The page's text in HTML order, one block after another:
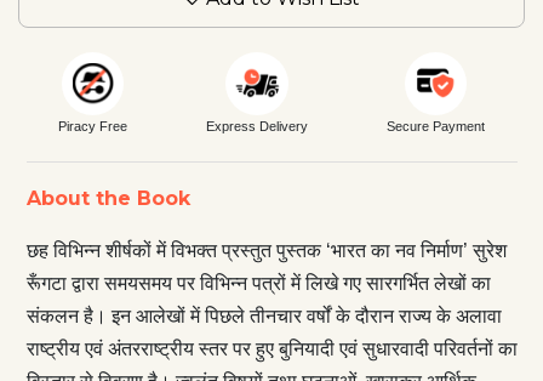
Piracy Free Express Delivery Secure Payment
About the Book
छह विभिन्न शीर्षकों में विभक्त प्रस्तुत पुस्तक ‘भारत का नव निर्माण’ सुरेश
रूँगटा द्वारा समयसमय पर विभिन्न पत्रों में लिखे गए सारगर्भित लेखों का
संकलन है। इन आलेखों में पिछले तीनचार वर्षों के दौरान राज्य के अलावा
राष्ट्रीय एवं अंतरराष्ट्रीय स्तर पर हुए बुनियादी एवं सुधारवादी परिवर्तनों का